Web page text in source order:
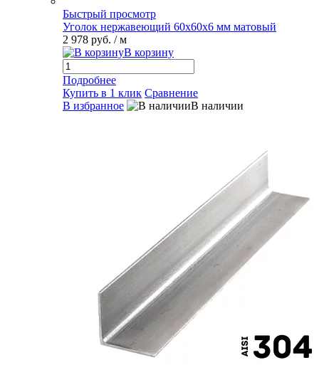
Быстрый просмотр
Уголок нержавеющий 60х60х6 мм матовый
2 978 руб. / м
В корзину
Подробнее
Купить в 1 клик Сравнение
В избранное
В наличии